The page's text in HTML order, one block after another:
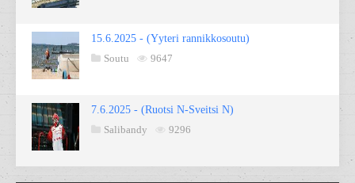
15.6.2025 - (Yyteri rannikkosoutu)
Soutu
9647
7.6.2025 - (Ruotsi N-Sveitsi N)
Salibandy
9296